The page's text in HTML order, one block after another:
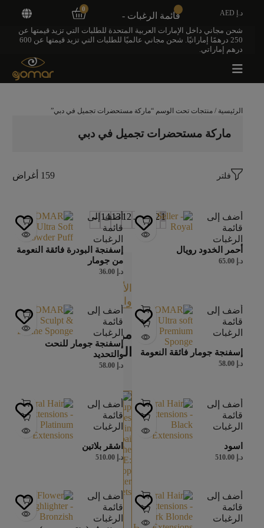
شحن مجاني داخل الإمارات العربية المتحدة للطلبات التي تزيد قيمتها عن
250 درهمًا إماراتيًا. شحن مجاني عالميًا للطلبات التي تزيد قيمتها عن 600
درهم إماراتي.
الرئيسية / منتجات تحت الوسم “ماركة مستحضرات تجميل في دبي”
ماركة مستحضرات تجميل في دبي
فلتر 159 أغراض
أضف إلى
قائمة
الرغبات
أحمر الخدود رويال
د.إ
أضف إلى
قائمة
الرغبات
إسفنجة البودرة فائقة النعومة
من جومار
د.إ 36.00
أضف إلى
قائمة
الرغبات
إسفنجة جومار فائقة النعومة
د.إ
أضف إلى
قائمة
الرغبات
إسفنجة جومار للنحت
والتحديد
د.إ 58.00
أضف إلى
قائمة
الرغبات
اسود
د.إ
أضف إلى
قائمة
الرغبات
اشقر بلاتين
د.إ 510.00
أضف إلى
قائمة
الرغبات
أضف إلى
قائمة
الرغبات
1
2
3
4
…
12
13
14
←
الأخبار
والمقالات
من
المدونة
مكياج
د.إ AED قائمة الرغبات -
0